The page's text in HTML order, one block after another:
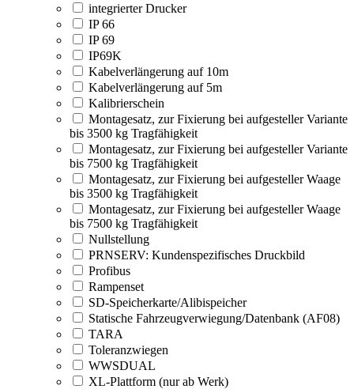
integrierter Drucker
IP 66
IP 69
IP69K
Kabelverlängerung auf 10m
Kabelverlängerung auf 5m
Kalibrierschein
Montagesatz, zur Fixierung bei aufgesteller Variante
bis 3500 kg Tragfähigkeit
Montagesatz, zur Fixierung bei aufgesteller Variante
bis 7500 kg Tragfähigkeit
Montagesatz, zur Fixierung bei aufgesteller Waage
bis 3500 kg Tragfähigkeit
Montagesatz, zur Fixierung bei aufgesteller Waage
bis 7500 kg Tragfähigkeit
Nullstellung
PRNSERV: Kundenspezifisches Druckbild
Profibus
Rampenset
SD-Speicherkarte/Alibispeicher
Statische Fahrzeugverwiegung/Datenbank (AF08)
TARA
Toleranzwiegen
WWSDUAL
XL-Plattform (nur ab Werk)